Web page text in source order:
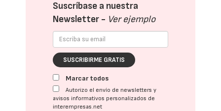
Suscríbase a nuestra
Newsletter - Ver ejemplo
SUSCRIBIRME GRATIS
Marcar todos
Autorizo el envío de newsletters y
avisos informativos personalizados de
interempresas.net